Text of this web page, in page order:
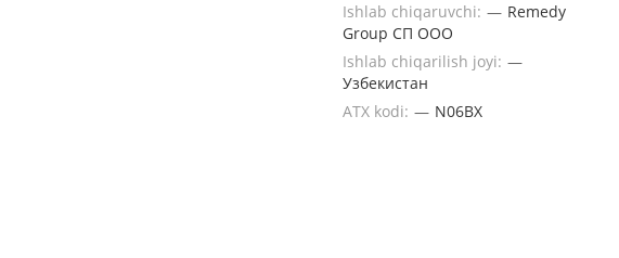
Ishlab chiqaruvchi: — Remedy
Group СП OOO
Ishlab chiqarilish joyi: —
Узбекистан
ATX kodi: — N06BX